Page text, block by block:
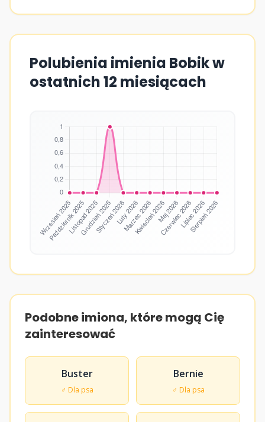
Polubienia imienia Bobik w
ostatnich 12 miesiącach
Podobne imiona, które mogą Cię
zainteresować
Buster
♂ Dla psa
Bernie
♂ Dla psa